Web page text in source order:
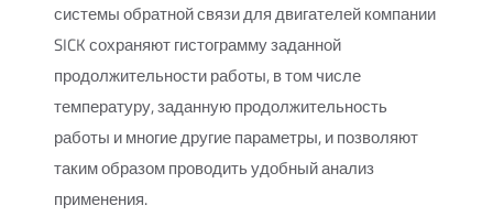
системы обратной связи для двигателей компании
SICK сохраняют гистограмму заданной
продолжительности работы, в том числе
температуру, заданную продолжительность
работы и многие другие параметры, и позволяют
таким образом проводить удобный анализ
применения.